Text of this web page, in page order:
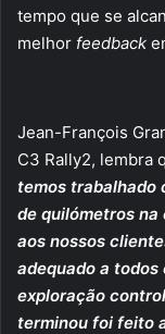
tempo que se
melhor feedback
Jean-François
C3 Rally2, lembra
temos trabalhado
de quilómetros
aos nossos
adequado a
exploração
terminou foi feito